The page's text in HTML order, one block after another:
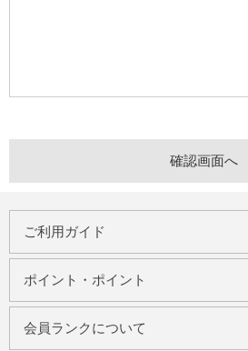
ご利用ガイド
ポイント・ポイント
会員ランクについて